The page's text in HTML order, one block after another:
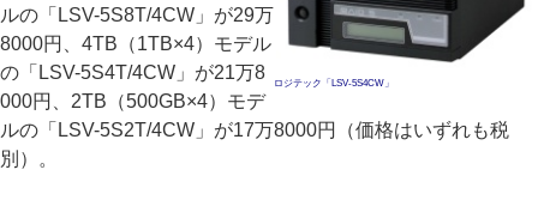
ロジテック「LSV-5S4CW」
ルの「LSV-5S8T/4CW」が29万
8000円、4TB（1TB×4）モデル
の「LSV-5S4T/4CW」が21万8
000円、2TB（500GB×4）モデ
ルの「LSV-5S2T/4CW」が17万8000円（価格はいずれも税
別）。